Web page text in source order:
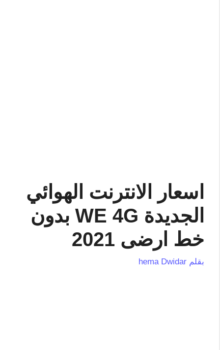
اسعار الانترنت الهوائي
الجديدة WE 4G بدون
خط ارضى 2021
بقلم hema Dwidar